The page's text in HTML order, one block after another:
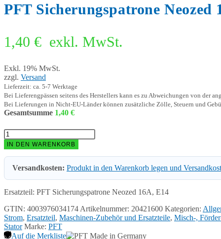
PFT Sicherungspatrone Neozed
1,40 € exkl. MwSt.
Exkl. 19% MwSt.
zzgl. Versand
Lieferzeit: ca. 5-7 Werktage
Bei Lieferengpässen seitens des Herstellers kann es zu Abweichungen von der
Bei Lieferungen in Nicht-EU-Länder können zusätzliche Zölle, Steuern und
Gesamtsumme 1,40 €
PFT
Sicherungspatrone
Neozed
16A,
E14
(VPE
20421600
IN DEN WARENKORB
Versandkosten: Produkt in den Warenkorb legen und
Ersatzteil: PFT Sicherungspatrone Neozed 16A, E14
GTIN: 4003976034174 Artikelnummer: 20421600 Kategorien:
Strom, Ersatzteil, Maschinen-Zubehör und Ersatzteile, Misch-,
Stator Marke: PFT
Auf die Merkliste